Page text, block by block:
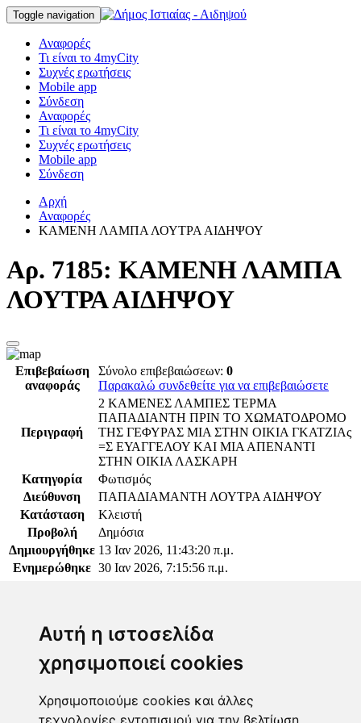
Αυτή η ιστοσελίδα
χρησιμοποιεί cookies
Χρησιμοποιούμε cookies και άλλες
τεχνολογίες εντοπισμού για την βελτίωση
Toggle navigation
Αναφορές
Τι είναι το 4myCity
Συχνές ερωτήσεις
Mobile app
Σύνδεση
Αναφορές
Τι είναι το 4myCity
Συχνές ερωτήσεις
Mobile app
Σύνδεση
Αρχή
Αναφορές
ΚΑΜΕΝΗ ΛΑΜΠΑ ΛΟΥΤΡΑ ΑΙΔΗΨΟΥ
Αρ. 7185: ΚΑΜΕΝΗ ΛΑΜΠΑ
ΛΟΥΤΡΑ ΑΙΔΗΨΟΥ
Επιβεβαίωση
αναφοράς
Σύνολο επιβεβαιώσεων: 0
Παρακαλώ συνδεθείτε για να επιβεβαιώσετε
Περιγραφή
2 ΚΑΜΕΝΕΣ ΛΑΜΠΕΣ ΤΕΡΜΑ
ΠΑΠΑΔΙΑΝΤΗ ΠΡΙΝ ΤΟ ΧΩΜΑΤΟΔΡΟΜΟ
ΤΗΣ ΓΕΦΥΡΑΣ ΜΙΑ ΣΤΗΝ ΟΙΚΙΑ ΓΚΑΤΖΙΑς
=Σ ΕΥΑΓΓΕΛΟΥ ΚΑΙ ΜΙΑ ΑΠΕΝΑΝΤΙ
ΣΤΗΝ ΟΙΚΙΑ ΛΑΣΚΑΡΗ
Κατηγορία
Φωτισμός
Διεύθυνση
ΠΑΠΑΔΙΑΜΑΝΤΗ ΛΟΥΤΡΑ ΑΙΔΗΨΟΥ
Κατάσταση
Κλειστή
Προβολή
Δημόσια
Δημιουργήθηκε 13 Ιαν 2026, 11:43:20 π.μ.
Ενημερώθηκε 30 Ιαν 2026, 7:15:56 π.μ.